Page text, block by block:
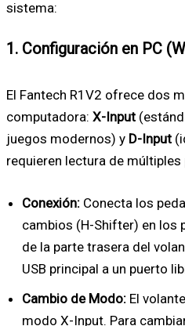
sistema:
1. Configuración en PC
El Fantech R1V2 ofrece dos
computadora: X-Input
juegos modernos) y D-Input
requieren lectura de
Conexión: Conecta los
cambios (H-Shifter) en los
de la parte trasera del
USB principal a un puerto
Cambio de Modo: El
modo X-Input. Para